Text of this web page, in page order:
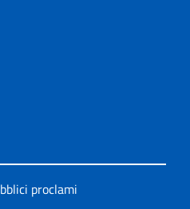
proclami